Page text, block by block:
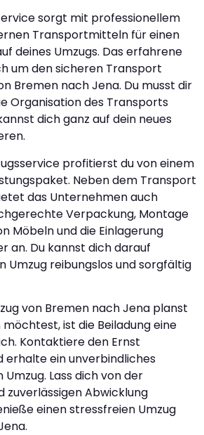
sorgt mit professionellem
Transportmitteln für einen
deines Umzugs. Das erfahrene
um den sicheren Transport
Bremen nach Jena. Du musst dir
Organisation des Transports
dich ganz auf dein neues
profitierst du von einem
Neben dem Transport
das Unternehmen auch
Verpackung, Montage
Möbeln und die Einlagerung
an. Du kannst dich darauf
Umzug reibungslos und sorgfältig
von Bremen nach Jena planst
ist die Beiladung eine
Kontaktiere den Ernst
erhalte ein unverbindliches
Lass dich von der
zuverlässigen Abwicklung
einen stressfreien Umzug